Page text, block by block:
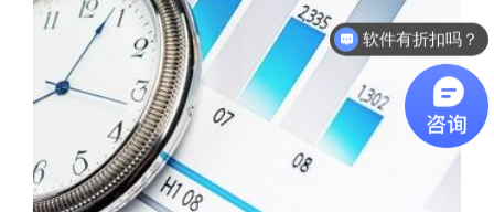
软件有折扣吗？